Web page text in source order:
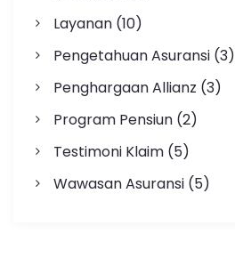
Layanan(10)
Pengetahuan Asuransi(3)
Penghargaan Allianz (3)
Program Pensiun(2)
Testimoni Klaim(5)
Wawasan Asuransi(5)